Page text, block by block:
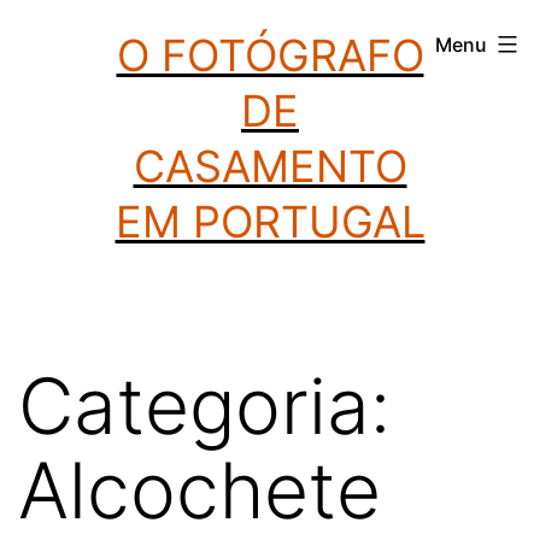
O FOTÓGRAFO
DE
CASAMENTO
EM PORTUGAL
Menu
Categoria:
Alcochete